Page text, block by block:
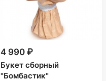
4 990 ₽
Букет сборный
"Бомбастик"